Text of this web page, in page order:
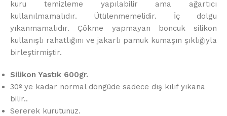
kuru temizleme yapılabilir ama ağartıcı
kullanılmamalıdır. Ütülenmemelidir. İç dolgu
yıkanmamalıdır. Çökme yapmayan boncuk silikon
kullanışlı rahatlığını ve jakarlı pamuk kumaşın şıklığıyla
birleştirmiştir.
Silikon Yastık 600gr.
30º ye kadar normal döngüde sadece dış kılıf yıkana
bilir..
Sererek kurutunuz.